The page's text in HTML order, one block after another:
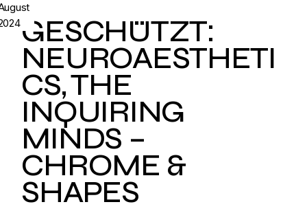
GESCHÜTZT:
NEUROAESTHETI
CS, THE
INQUIRING
MINDS –
CHROME &
SHAPES